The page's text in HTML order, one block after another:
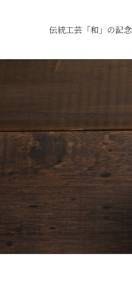
伝統工芸「和」の記